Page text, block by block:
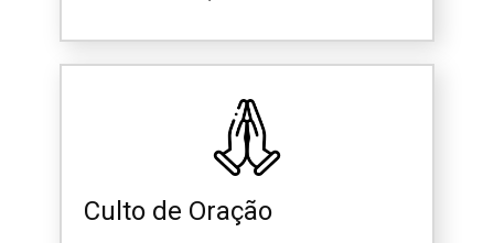
Culto de Oração